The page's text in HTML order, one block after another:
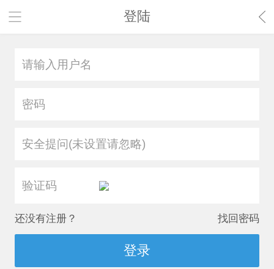
登陆
安全提问(未设置请忽略)
还没有注册？ 找回密码
登录